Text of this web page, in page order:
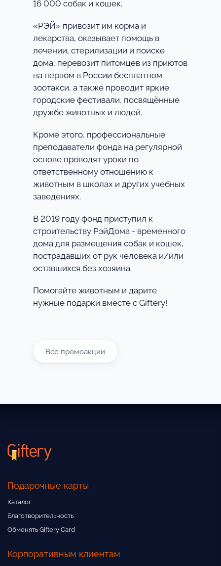
16 000 собак и кошек.
«РЭЙ» привозит им корма и
лекарства, оказывает помощь в
лечении, стерилизации и поиске
дома, перевозит питомцев из приютов
на первом в России бесплатном
зоотакси, а также проводит яркие
городские фестивали, посвящённые
дружбе животных и людей.
Кроме этого, профессиональные
преподаватели фонда на регулярной
основе проводят уроки по
ответственному отношению к
животным в школах и других учебных
заведениях.
В 2019 году фонд приступил к
строительству РэйДома - временного
дома для размещения собак и кошек,
пострадавших от рук человека и/или
оставшихся без хозяина.
Помогайте животным и дарите
нужные подарки вместе с Giftery!
Все промоакции
Подарочные карты
Каталог
Благотворительность
Обменять Giftery Card
Корпоративным клиентам